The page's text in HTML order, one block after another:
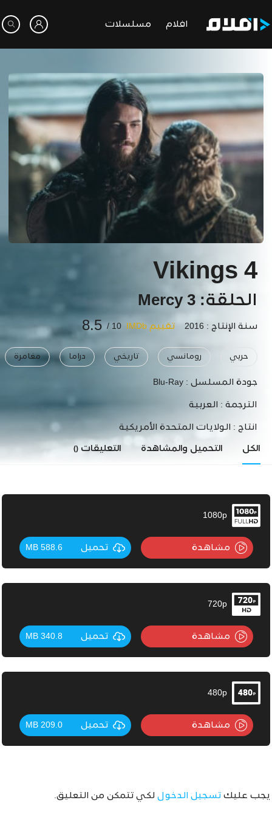
افلام مسلسلات
Vikings 4
الحلقة: 3 Mercy
سنة الإنتاج : 2016 تقييم IMDb 10 /
8.5
حربي رومانسي تاريخي دراما مغامرة
جودة المسلسل : Blu-Ray
الترجمة : العربية
انتاج : الولايات المتحدة الأمريكية
الكل التحميل والمشاهدة التعليقات ()
1080p
مشاهدة تحميل 588.6 MB
720p
مشاهدة تحميل 340.8 MB
480p
مشاهدة تحميل 209.0 MB
يجب عليك تسجيل الدخول لكي تتمكن من التعليق.